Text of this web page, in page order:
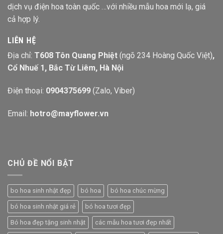
dịch vụ điện hoa toàn quốc …với nhiều mẫu hoa mới lạ, giá
cả hợp lý.
LIÊN HỆ
Địa chỉ: T608 Tôn Quang Phiệt (ngõ 234 Hoàng Quốc Việt),
Cổ Nhuế 1, Bắc Từ Liêm, Hà Nội
Điện thoại: 0904375699 (Zalo, Viber)
Email: hotro@mayflower.vn
CHỦ ĐỀ NỔI BẬT
bo hoa sinh nhật đẹp bó hoa bó hoa chúc mừng
bó hoa sinh nhật giá rẻ bó hoa tươi đẹp
Bó hoa đẹp tặng sinh nhật các mẫu hoa tươi đẹp nhất